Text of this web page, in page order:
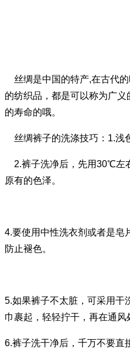
丝绸是中国的特产,在古代的
的纺织品，都是可以称为广
的寿命的哦。
丝绸裤子的洗涤技巧： 1.浅
2.裤子洗净后，先用30℃左
原有的色泽。
4.要使用中性洗衣剂或者是皂
防止褪色。
5.如果裤子不太脏，可采用干
巾裹起，轻轻拧干，再在通风
6.裤子洗干净后，千万不要直